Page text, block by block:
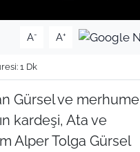
A- A+
1 Dk
Gürsel ve merhume
kardeşi, Ata ve
Alper Tolga Gürsel